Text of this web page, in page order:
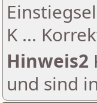
K ...
Hinweis2
und sind